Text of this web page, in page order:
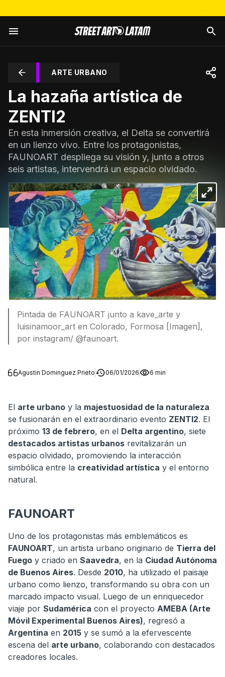
ARTE URBANO
La hazaña artística de
ZENTI2
En esta inmersión creativa, el Delta se convertirá
en un lienzo vivo. Entre los protagonistas,
FAUNOART despliega su visión y, junto a otros
seis artistas, intervendrá un espacio olvidado.
Pintada de FAUNOART junto a kave_arte y
luisinamoor_art en Colorado, Formosa [Imagen],
por instagram/ @faunoart.
Agustin Dominguez Prieto 06/01/2026 6 min
El arte urbano y la majestuosidad de la naturaleza
se fusionarán en el extraordinario evento ZENTI2. El
próximo 13 de febrero, en el Delta argentino, siete
destacados artistas urbanos revitalizarán un
espacio olvidado, promoviendo la interacción
simbólica entre la creatividad artística y el entorno
natural.
FAUNOART
Uno de los protagonistas más emblemáticos es
FAUNOART, un artista urbano originario de Tierra del
Fuego y criado en Saavedra, en la Ciudad Autónoma
de Buenos Aires. Desde 2010, ha utilizado el paisaje
urbano como lienzo, transformando su obra con un
marcado impacto visual. Luego de un enriquecedor
viaje por Sudamérica con el proyecto AMEBA (Arte
Móvil Experimental Buenos Aires), regresó a
Argentina en 2015 y se sumó a la efervescente
escena del arte urbano, colaborando con destacados
creadores locales.